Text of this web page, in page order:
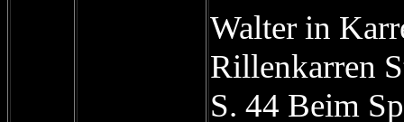
Walter in
Rillenkarren
S. 44 Beim